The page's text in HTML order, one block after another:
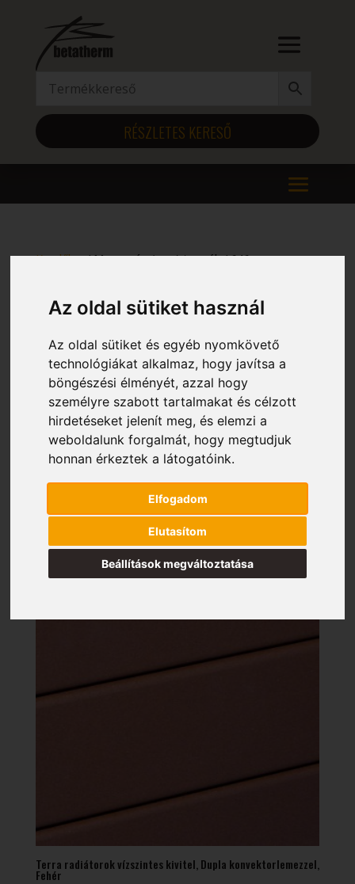
Az oldal sütiket használ
Az oldal sütiket és egyéb nyomkövető
technológiákat alkalmaz, hogy javítsa a
böngészési élményét, azzal hogy
személyre szabott tartalmakat és célzott
hirdetéseket jelenít meg, és elemzi a
weboldalunk forgalmát, hogy megtudjuk
honnan érkeztek a látogatóink.
Elfogadom
Elutasítom
Beállítások megváltoztatása
RÉSZLETES KERESŐ
Kezdőlap/ Magasság (mm) termék / 646
646
Mind a(z) 12 találat megjelenítve
Terra radiátorok vízszintes kivitel, Dupla konvektorlemezzel,
Fehér